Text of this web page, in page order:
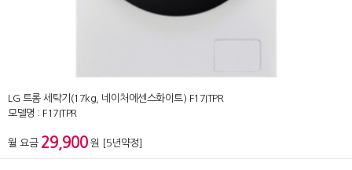
LG 트롬 세탁기(17kg, 네이처에센스화이트) F17ITPR
모델명 : F17ITPR
월 요금 29,900 원 [5년약정]